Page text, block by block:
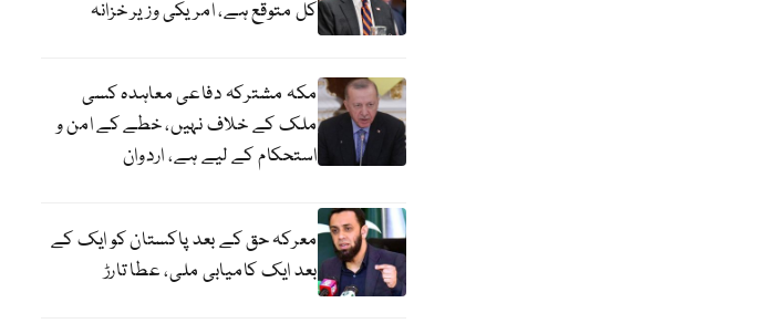
کل متوقع ہے، امریکی وزیر خزانہ
مکہ مشترکہ دفاعی معاہدہ کسی
ملک کے خلاف نہیں، خطے کے امن و
استحکام کے لیے ہے، اردوان
معرکہ حق کے بعد پاکستان کو ایک کے
بعد ایک کامیابی ملی، عطا تارڑ